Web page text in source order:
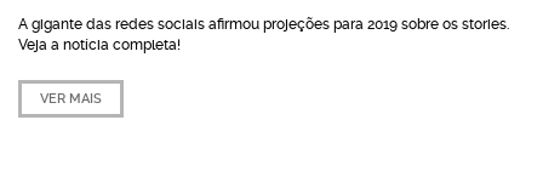
A gigante das redes sociais afirmou projeções para 2019 sobre os stories.
Veja a notícia completa!
VER MAIS